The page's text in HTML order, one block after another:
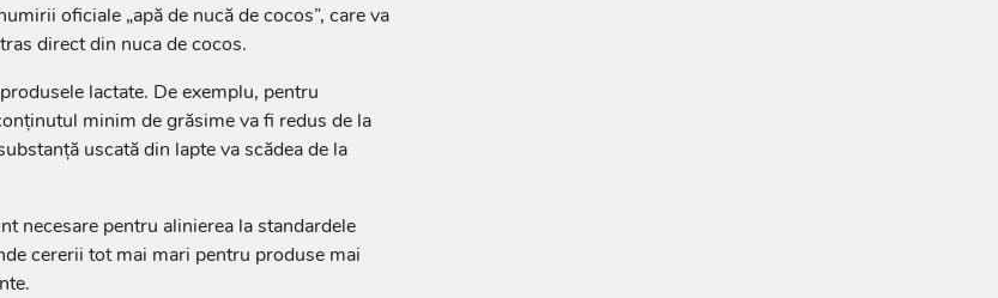
oficiale „apă de nucă de cocos”, care va
direct din nuca de cocos.
lactate. De exemplu, pentru
minim de grăsime va fi redus de la
uscată din lapte va scădea de la
necesare pentru alinierea la standardele
cererii tot mai mari pentru produse mai